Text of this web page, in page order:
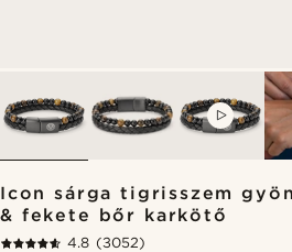
Icon sárga tigrisszem
& fekete bőr karkötő
4.8 (3052)